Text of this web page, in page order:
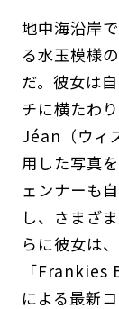
地中海沿岸
る水玉模様
だ。彼女は
チに横たわ
Jéan（ウィ
用した写真
ェンナーも
し、さまざ
らに彼女は
「Frankies
による最新